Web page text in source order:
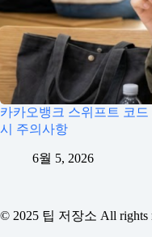
카카오뱅크 스위프트 코
시 주의사항
6월 5, 2026
© 2025 팁 저장소 All rights